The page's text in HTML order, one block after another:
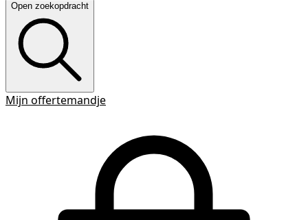
Open zoekopdracht
Mijn offertemandje